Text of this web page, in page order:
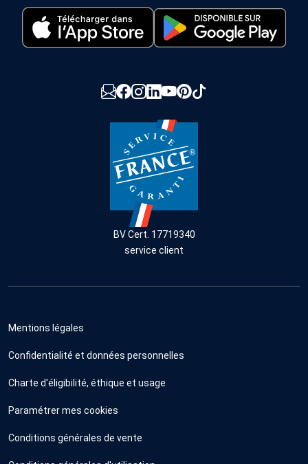
BV Cert. 17719340
service client
Mentions légales
Confidentialité et données personnelles
Charte d'éligibilité, éthique et usage
Paramétrer mes cookies
Conditions générales de vente